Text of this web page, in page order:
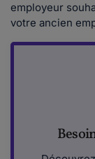
employeur
votre ancien